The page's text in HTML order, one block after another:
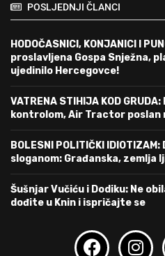
POSLJEDNJI ČLANCI
HODOČASNICI, KONJANICI I
proslavljena Gospa Snježna,
ujedinilo Hercegovce!
VATRENA STIHIJA KOD
kontrolom, Air Tractor poslan
BOLESNI POLITIČKI
sloganom: Građanska, zemlja
Šušnjar Vučiću i Dodiku: Ne
dođite u Knin i ispričajte se